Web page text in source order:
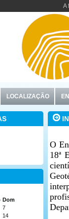
A
LOCALIZAÇÃO
Dom
7
14
O
18ª